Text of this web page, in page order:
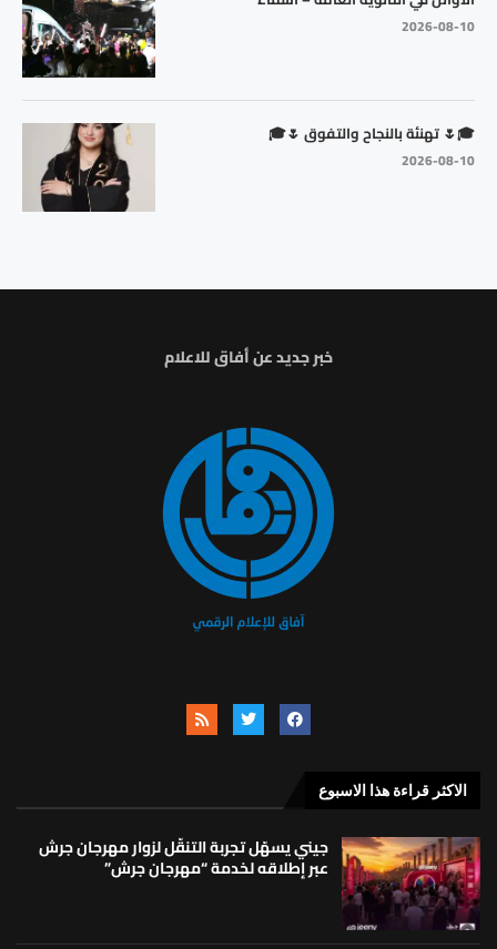
2026-08-10
🎓🌷 تهنئة بالنجاح والتفوق 🌷🎓
2026-08-10
خبر جديد عن أفاق للاعلام
الاكثر قراءة هذا الاسبوع
جيني يسهّل تجربة التنقّل لزوار مهرجان جرش
عبر إطلاقه لخدمة “مهرجان جرش”